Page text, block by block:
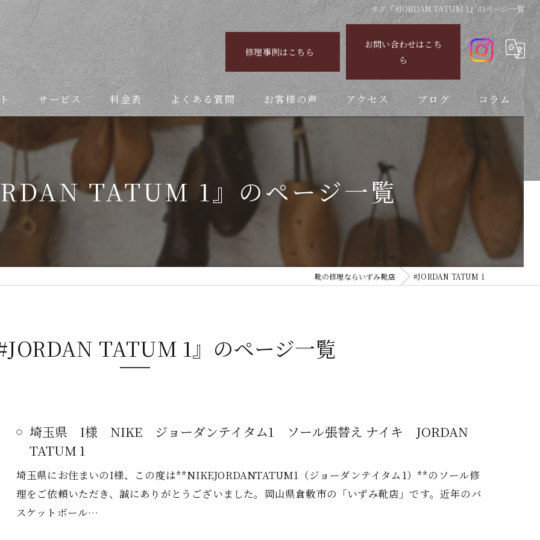
タグ『#JORDAN TATUM 1』のページ一覧
修理事例はこちら
お問い合わせはこち
ら
サービス 料金表 よくある質問 お客様の声 アクセス ブログ コラム
TATUM 1』のページ一覧
靴の修理ならいずみ靴店 #JORDAN TATUM 1
TATUM 1』のページ一覧
埼玉県 I様 NIKE ジョーダンテイタム1 ソール張替え ナイキ JORDAN
TATUM 1
埼玉県にお住まいのI様、この度は**NIKEJORDANTATUM1（ジョーダンテイタム1）**のソール修
理をご依頼いただき、誠にありがとうございました。岡山県倉敷市の「いずみ靴店」です。近年のバ
スケットボール…